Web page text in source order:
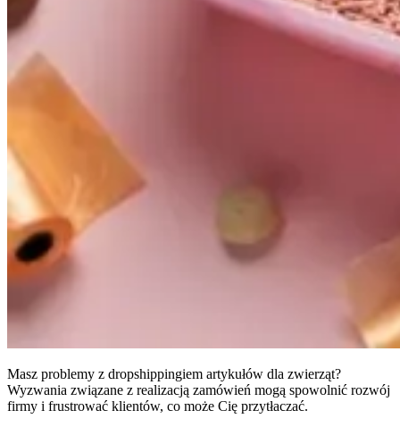
Masz problemy z dropshippingiem artykułów dla zwierząt?
Wyzwania związane z realizacją zamówień mogą spowolnić rozwój
firmy i frustrować klientów, co może Cię przytłaczać.